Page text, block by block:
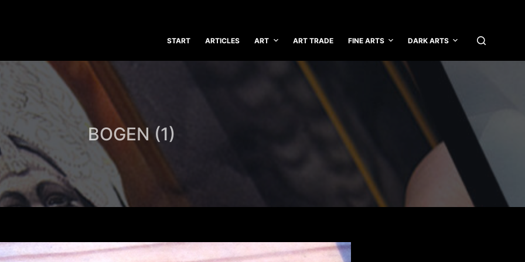
START ARTICLES ART ART TRADE FINE ARTS DARK ARTS
BOGEN (1)